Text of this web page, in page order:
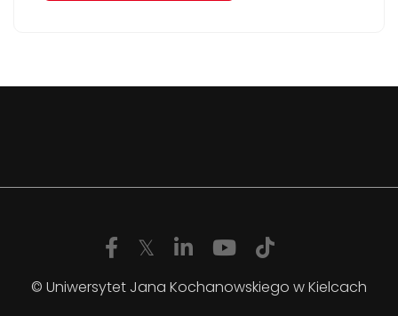
© Uniwersytet Jana Kochanowskiego w Kielcach